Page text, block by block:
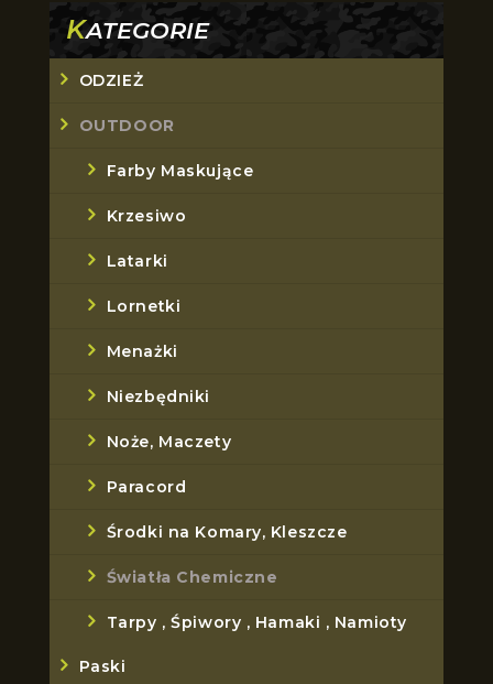
KATEGORIE
ODZIEŻ
OUTDOOR
Farby Maskujące
Krzesiwo
Latarki
Lornetki
Menażki
Niezbędniki
Noże, Maczety
Paracord
Środki na Komary, Kleszcze
Światła Chemiczne
Tarpy , Śpiwory , Hamaki , Namioty
Paski